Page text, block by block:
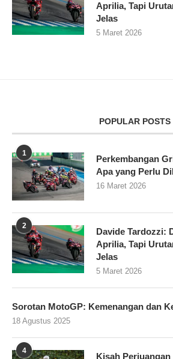
Aprilia, Tapi
Jelas
5 Maret 2026
POPULAR POSTS
1
Perkembangan
Apa yang Perlu
16 Maret 2026
2
Davide Tardozzi:
Aprilia, Tapi
Jelas
5 Maret 2026
Sorotan MotoGP: Kemenangan dan
18 Agustus 2025
4
Kisah